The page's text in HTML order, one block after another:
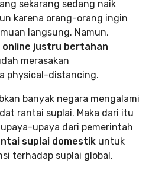
sekarang sedang naik
karena orang-orang ingin
langsung. Namun,
online justru bertahan
merasakan
physical-distancing.
banyak negara mengalami
rantai suplai. Maka dari itu
upaya dari pemerintah
suplai domestik untuk
terhadap suplai global.